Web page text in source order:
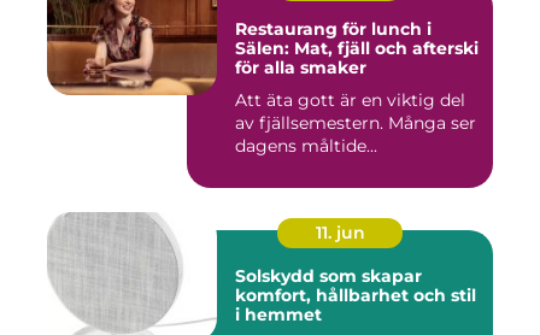
Restaurang för lunch i
Sälen: Mat, fjäll och afterski
för alla smaker
Att äta gott är en viktig del
av fjällsemestern. Många ser
dagens måltide...
11. jun
Solskydd som skapar
komfort, hållbarhet och stil
i hemmet